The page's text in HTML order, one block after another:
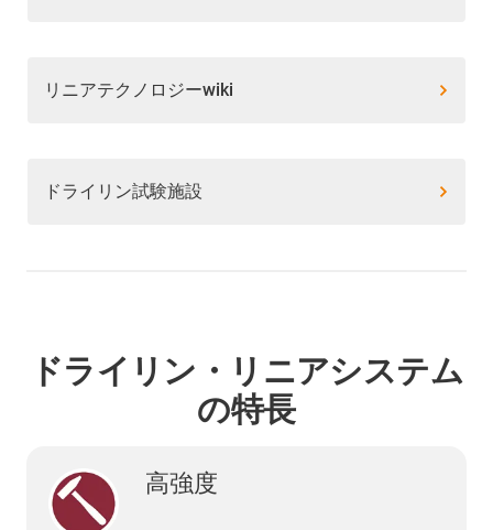
リニアテクノロジーwiki
ドライリン試験施設
ドライリン・リニアシステム
の特長
高強度